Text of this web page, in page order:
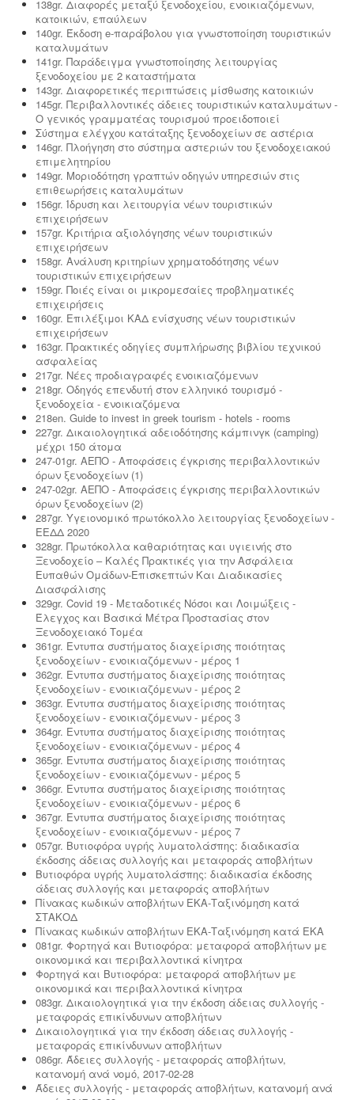
138gr. Διαφορές μεταξύ ξενοδοχείου, ενοικιαζόμενων,
κατοικιών, επαύλεων
140gr. Έκδοση e-παράβολου για γνωστοποίηση τουριστικών
καταλυμάτων
141gr. Παράδειγμα γνωστοποίησης λειτουργίας
ξενοδοχείου με 2 καταστήματα
143gr. Διαφορετικές περιπτώσεις μίσθωσης κατοικιών
145gr. Περιβαλλοντικές άδειες τουριστικών καταλυμάτων -
Ο γενικός γραμματέας τουρισμού προειδοποιεί
Σύστημα ελέγχου κατάταξης ξενοδοχείων σε αστέρια
146gr. Πλοήγηση στο σύστημα αστεριών του ξενοδοχειακού
επιμελητηρίου
149gr. Μοριοδότηση γραπτών οδηγών υπηρεσιών στις
επιθεωρήσεις καταλυμάτων
156gr. Ίδρυση και λειτουργία νέων τουριστικών
επιχειρήσεων
157gr. Κριτήρια αξιολόγησης νέων τουριστικών
επιχειρήσεων
158gr. Ανάλυση κριτηρίων χρηματοδότησης νέων
τουριστικών επιχειρήσεων
159gr. Ποιές είναι οι μικρομεσαίες προβληματικές
επιχειρήσεις
160gr. Επιλέξιμοι ΚΑΔ ενίσχυσης νέων τουριστικών
επιχειρήσεων
163gr. Πρακτικές οδηγίες συμπλήρωσης βιβλίου τεχνικού
ασφαλείας
217gr. Νέες προδιαγραφές ενοικιαζόμενων
218gr. Οδηγός επενδυτή στον ελληνικό τουρισμό -
ξενοδοχεία - ενοικιαζόμενα
218en. Guide to invest in greek tourism - hotels - rooms
227gr. Δικαιολογητικά αδειοδότησης κάμπινγκ (camping)
μέχρι 150 άτομα
247-01gr. ΑΕΠΟ - Αποφάσεις έγκρισης περιβαλλοντικών
όρων ξενοδοχείων (1)
247-02gr. ΑΕΠΟ - Αποφάσεις έγκρισης περιβαλλοντικών
όρων ξενοδοχείων (2)
287gr. Υγειονομικό πρωτόκολλο λειτουργίας ξενοδοχείων -
ΕΕΔΔ 2020
328gr. Πρωτόκολλα καθαριότητας και υγιεινής στο
Ξενοδοχείο – Καλές Πρακτικές για την Ασφάλεια
Ευπαθών Ομάδων-Επισκεπτών Και Διαδικασίες
Διασφάλισης
329gr. Covid 19 - Μεταδοτικές Νόσοι και Λοιμώξεις -
Έλεγχος και Βασικά Μέτρα Προστασίας στον
Ξενοδοχειακό Τομέα
361gr. Εντυπα συστήματος διαχείρισης ποιότητας
ξενοδοχείων - ενοικιαζόμενων - μέρος 1
362gr. Εντυπα συστήματος διαχείρισης ποιότητας
ξενοδοχείων - ενοικιαζόμενων - μέρος 2
363gr. Εντυπα συστήματος διαχείρισης ποιότητας
ξενοδοχείων - ενοικιαζόμενων - μέρος 3
364gr. Εντυπα συστήματος διαχείρισης ποιότητας
ξενοδοχείων - ενοικιαζόμενων - μέρος 4
365gr. Εντυπα συστήματος διαχείρισης ποιότητας
ξενοδοχείων - ενοικιαζόμενων - μέρος 5
366gr. Εντυπα συστήματος διαχείρισης ποιότητας
ξενοδοχείων - ενοικιαζόμενων - μέρος 6
367gr. Εντυπα συστήματος διαχείρισης ποιότητας
ξενοδοχείων - ενοικιαζόμενων - μέρος 7
057gr. Βυτιοφόρα υγρής λυματολάσπης: διαδικασία
έκδοσης άδειας συλλογής και μεταφοράς αποβλήτων
Βυτιοφόρα υγρής λυματολάσπης: διαδικασία έκδοσης
άδειας συλλογής και μεταφοράς αποβλήτων
Πίνακας κωδικών αποβλήτων ΕΚΑ-Ταξινόμηση κατά
ΣΤΑΚΟΔ
Πίνακας κωδικών αποβλήτων ΕΚΑ-Ταξινόμηση κατά ΕΚΑ
081gr. Φορτηγά και Βυτιοφόρα: μεταφορά αποβλήτων με
οικονομικά και περιβαλλοντικά κίνητρα
Φορτηγά και Βυτιοφόρα: μεταφορά αποβλήτων με
οικονομικά και περιβαλλοντικά κίνητρα
083gr. Δικαιολογητικά για την έκδοση άδειας συλλογής -
μεταφοράς επικίνδυνων αποβλήτων
Δικαιολογητικά για την έκδοση άδειας συλλογής -
μεταφοράς επικίνδυνων αποβλήτων
086gr. Άδειες συλλογής - μεταφοράς αποβλήτων,
κατανομή ανά νομό, 2017-02-28
Άδειες συλλογής - μεταφοράς αποβλήτων, κατανομή ανά